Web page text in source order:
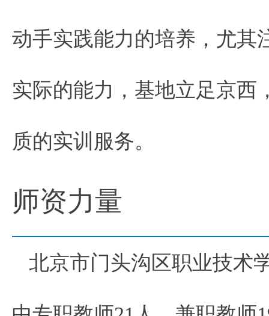
动手实践能力的培养，尤其
实际的能力，基地立足京西
质的实训服务。
师资力量
北京市门头沟区职业技术